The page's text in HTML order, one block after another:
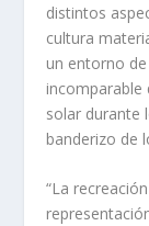
distintos
cultura
un entorno
incomparable
solar durante
banderizo de
“La